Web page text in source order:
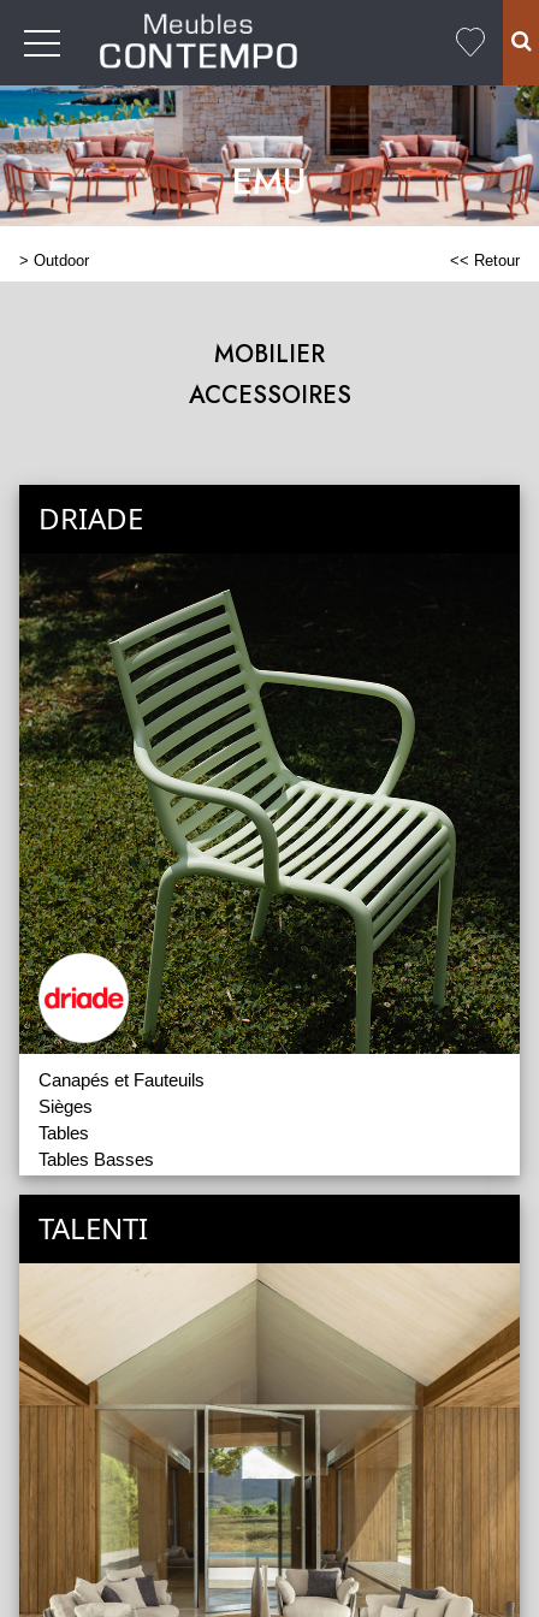
EMU
> Outdoor << Retour
MOBILIER
ACCESSOIRES
DRIADE
Canapés et Fauteuils
Sièges
Tables
Tables Basses
TALENTI